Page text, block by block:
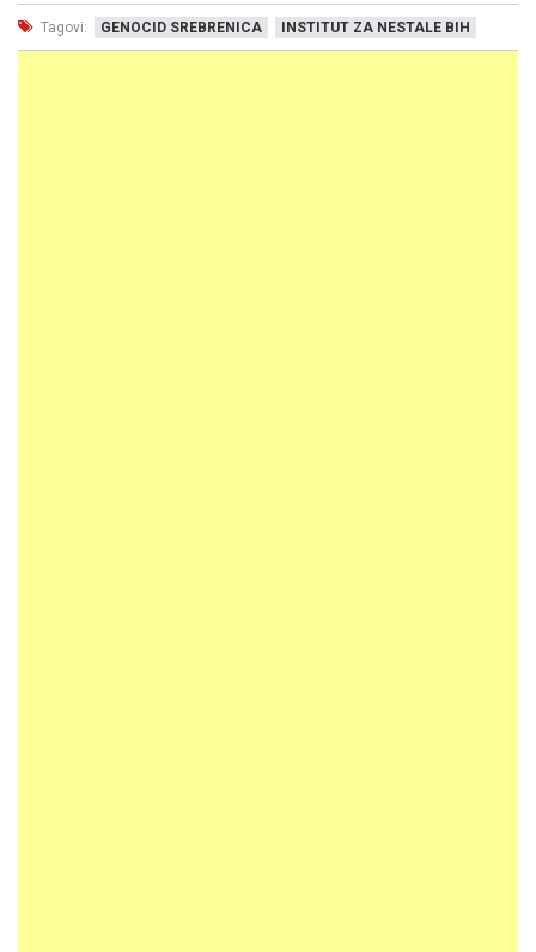
Tagovi: GENOCID SREBRENICA INSTITUT ZA NESTALE BIH